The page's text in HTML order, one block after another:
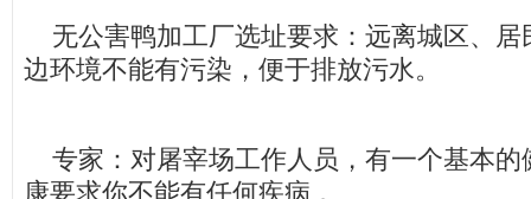
无公害鸭加工厂选址要求：远离城区、居
边环境不能有污染，便于排放污水。
专家：对屠宰场工作人员，有一个基本的
康要求你不能有任何疾病 。